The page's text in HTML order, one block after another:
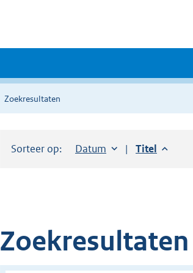
Zoekresultaten
Sorteer op: Sorteer op:
Datum aflopendSorteer op:
Titel aflopend
Zoekresultaten